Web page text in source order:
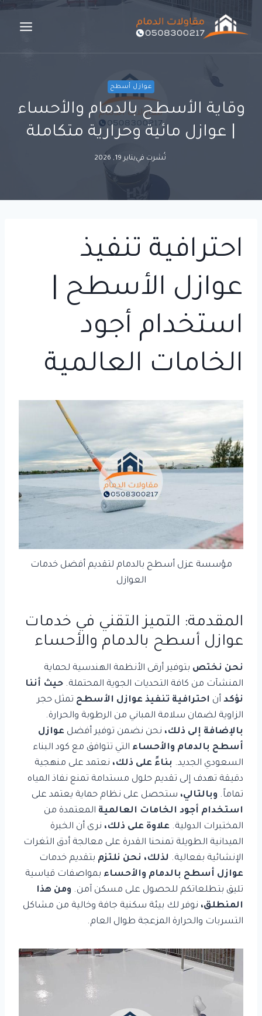
عوازل أسطح
وقاية الأسطح بالدمام والأحساء
| عوازل مائية وحرارية متكاملة
نُشرت فييناير 19, 2026
احترافية تنفيذ
عوازل الأسطح |
استخدام أجود
الخامات العالمية
مؤسسة عزل أسطح بالدمام لتقديم أفضل خدمات
العوازل
المقدمة: التميز التقني في خدمات
عوازل أسطح بالدمام والأحساء
نحن نختص بتوفير أرقى الأنظمة الهندسية لحماية
المنشآت من كافة التحديات الجوية المحتملة. حيث أننا
نؤكد أن احترافية تنفيذ عوازل الأسطح تمثل حجر
الزاوية لضمان سلامة المباني من الرطوبة والحرارة.
بالإضافة إلى ذلك، نحن نضمن توفير أفضل عوازل
أسطح بالدمام والأحساء التي تتوافق مع كود البناء
السعودي الجديد. بناءً على ذلك، نعتمد على منهجية
دقيقة تهدف إلى تقديم حلول مستدامة تمنع نفاذ المياه
تماماً. وبالتالي، ستحصل على نظام حماية يعتمد على
استخدام أجود الخامات العالمية المعتمدة من
المختبرات الدولية. علاوة على ذلك، نرى أن الخبرة
الميدانية الطويلة تمنحنا القدرة على معالجة أدق الثغرات
الإنشائية بفعالية. لذلك، نحن نلتزم بتقديم خدمات
عوازل أسطح بالدمام والأحساء بمواصفات قياسية
تليق بتطلعاتكم للحصول على مسكن آمن. ومن هذا
المنطلق، نوفر لك بيئة سكنية جافة وخالية من مشاكل
التسربات والحرارة المزعجة طوال العام.